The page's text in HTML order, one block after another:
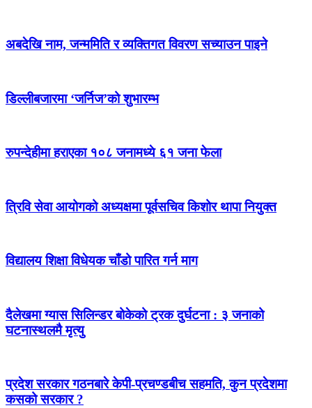
अबदेखि नाम, जन्ममिति र व्यक्तिगत विवरण सच्याउन पाइने
डिल्लीबजारमा ‘जर्निज’को शुभारम्भ
रुपन्देहीमा हराएका १०८ जनामध्ये ६१ जना फेला
त्रिवि सेवा आयोगको अध्यक्षमा पूर्वसचिव किशोर थापा नियुक्त
विद्यालय शिक्षा विधेयक चाँडो पारित गर्न माग
दैलेखमा ग्यास सिलिन्डर बोकेको ट्रक दुर्घटना : ३ जनाको
घटनास्थलमै मृत्यु
प्रदेश सरकार गठनबारे केपी-प्रचण्डबीच सहमति, कुन प्रदेशमा
कसको सरकार ?